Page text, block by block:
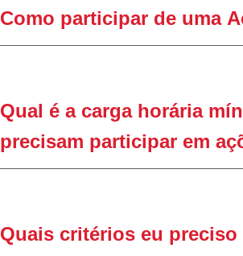
Como participar de uma A
Qual é a carga horária
precisam participar emaç
Quais critérios eu